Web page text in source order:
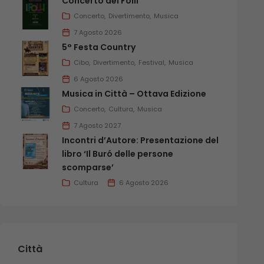
Concerto Divertimento Musica
7 Agosto 2026
5° Festa Country
Cibo Divertimento Festival Musica
6 Agosto 2026
Musica in Città – Ottava Edizione
Concerto Cultura Musica
7 Agosto 2027
Incontri d’Autore: Presentazione del
libro ‘Il Buró delle persone
scomparse’
Cultura 6 Agosto 2026
Città